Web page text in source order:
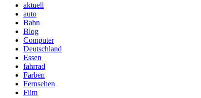
aktuell
auto
Bahn
Blog
Computer
Deutschland
Essen
fahrrad
Farben
Fernsehen
Film